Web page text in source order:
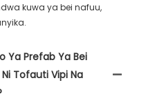
kuwa ya bei nafuu,
Ya Prefab Ya Bei
Tofauti Vipi Na